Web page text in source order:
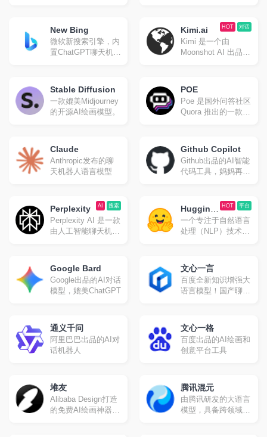
室开发之人工智能程
序，可根据文本生成
图像。
New Bing
微软新搜索引擎，内
置ChatGPT聊天机器
对话
HOT
Kimi.ai
Kimi 是一个由
Moonshot AI 出品的
取和处理大量信息。
它利用大模型支持的
长上下文窗口来提供
高质量的搜索结果，
Stable Diffusion
一款媲美Midjourney
的开源AI绘画模型。
POE
Poe 是国外问答社区
Quora 推出的一款整
免翻使用多种聊天机
器人。GPT-4 和
Claude+每天有免费
额度。
Claude
Anthropic发布的聊
天机器人语言模型
Github Copilot
Github出品的AI智能
代码工具，妈妈再也
搜索
AI
Perplexity
Perplexity AI 是一款
由人工智能聊天机器
自然语言预测文字回
答查询。类似国内的
秘塔搜
平台
HOT
Hugging
Face
一个专注于自然语言
处理（NLP）技术的
Google Bard
Google出品的AI对话
模型，媲美ChatGPT
文心一言
百度全新知识增强大
语言模型！国产聊天
通义千问
阿里巴巴出品的AI对
话机器人
文心一格
百度出品的AI绘画和
创意平台工具
堆友
Alibaba Design打造
的免费AI绘画神器和
腾讯混元
由腾讯研发的大语言
模型，具备跨领域知